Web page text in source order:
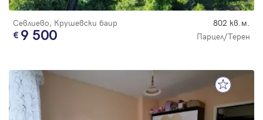
Севлиево, Крушевски баир 802 кв.м.
9 500 Парцел/Терен